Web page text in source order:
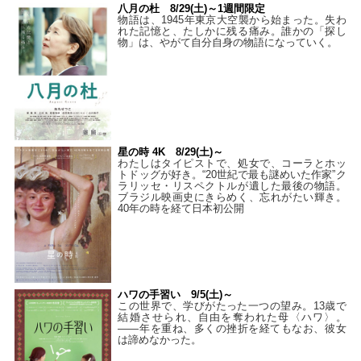
八月の杜 8/29(土)～1週間限定
物語は、1945年東京大空襲から始まった。失わ
れた記憶と、たしかに残る痛み。誰かの「探し
物」は、やがて自分自身の物語になっていく。
星の時 4K 8/29(土)～
わたしはタイピストで、処⼥で、コーラとホッ
トドッグが好き。“20世紀で最も謎めいた作家”ク
ラリッセ・リスペクトルが遺した最後の物語。
ブラジル映画史にきらめく、忘れがたい輝き。
40年の時を経て⽇本初公開
ハワの手習い 9/5(土)～
この世界で、学びがたった一つの望み。13歳で
結婚させられ、自由を奪われた母〈ハワ〉。
——年を重ね、多くの挫折を経てもなお、彼女
は諦めなかった。